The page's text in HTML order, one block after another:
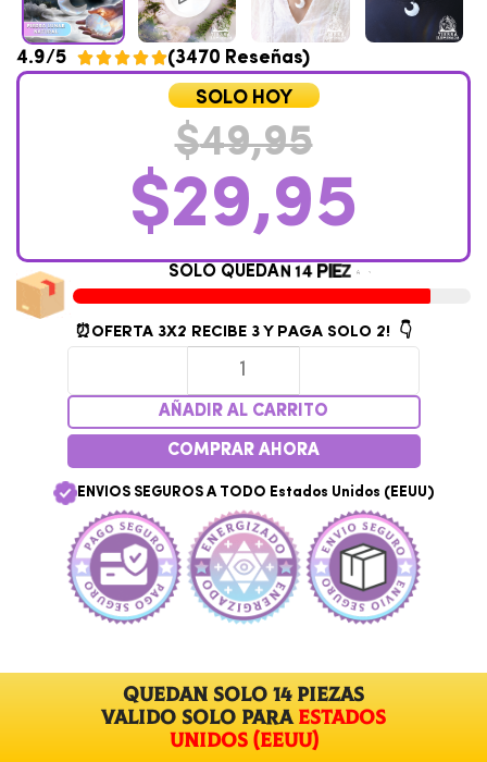
4.9/5 (3470 Reseñas)
SOLO HOY
$49,95
$29,95
SOLO QUEDAN 14 PI EZ A S
⏰OFERTA 3X2 RECIBE 3 Y PAGA SOLO 2! 👇
AÑADIR AL CARRITO
COMPRAR AHORA
ENVIOS SEGUROS A TODO Estados Unidos (EEUU)
QUEDAN solo 14 piezas
VALIDO SOLO PARAEstados
Unidos (EEUU)